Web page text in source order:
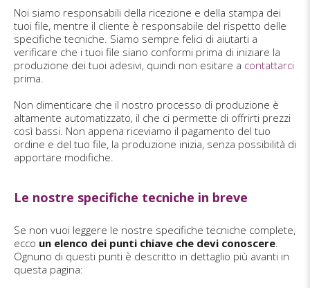
Noi siamo responsabili della ricezione e della stampa dei
tuoi file, mentre il cliente è responsabile del rispetto delle
specifiche tecniche. Siamo sempre felici di aiutarti a
verificare che i tuoi file siano conformi prima di iniziare la
produzione dei tuoi adesivi, quindi non esitare a contattarci
prima.
Non dimenticare che il nostro processo di produzione è
altamente automatizzato, il che ci permette di offrirti prezzi
così bassi. Non appena riceviamo il pagamento del tuo
ordine e del tuo file, la produzione inizia, senza possibilità di
apportare modifiche.
Le nostre specifiche tecniche in breve
Se non vuoi leggere le nostre specifiche tecniche complete,
ecco un elenco dei punti chiave che devi conoscere.
Ognuno di questi punti è descritto in dettaglio più avanti in
questa pagina: